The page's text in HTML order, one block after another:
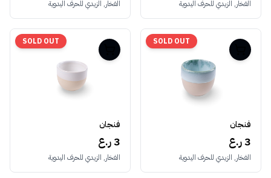
الفخار, الزيدي للحرف اليدوية الفخار, الزيدي للحرف اليدوية
SOLD OUT
فنجان
3 ر.ع
الفخار, الزيدي للحرف اليدوية
SOLD OUT
فنجان
3 ر.ع
الفخار, الزيدي للحرف اليدوية